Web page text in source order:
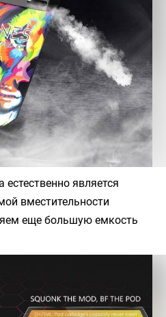
является
вместительности
еще большую емкость